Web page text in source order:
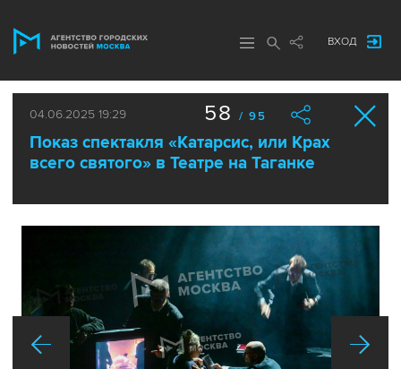
ВХОД
04.06.2025 19:29
Показ спектакля «Катарсис, или Крах
всего святого» в Театре на Таганке
58 / 95